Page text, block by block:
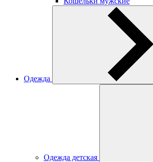
Одежда
Одежда детская